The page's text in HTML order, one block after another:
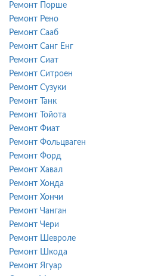
Ремонт Порше
Ремонт Рено
Ремонт Сааб
Ремонт Санг Енг
Ремонт Сиат
Ремонт Ситроен
Ремонт Сузуки
Ремонт Танк
Ремонт Тойота
Ремонт Фиат
Ремонт Фольцваген
Ремонт Форд
Ремонт Хавал
Ремонт Хонда
Ремонт Хончи
Ремонт Чанган
Ремонт Чери
Ремонт Шевроле
Ремонт Шкода
Ремонт Ягуар